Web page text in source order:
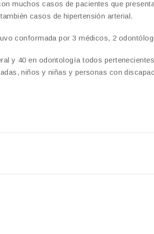
muchos casos de pacientes que
casos de hipertensión arterial.
conformada por 3 médicos, 2
y 40 en odontología todos
niños y niñas y personas con